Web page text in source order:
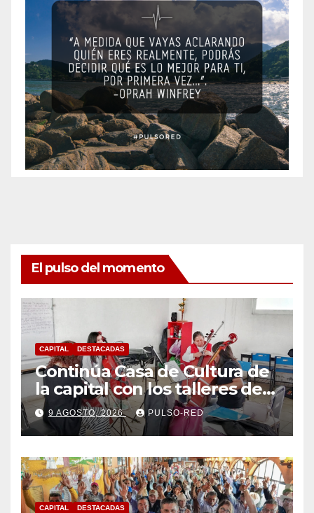
El pulso del momento
CAPITAL DESTACADAS
Continúa Casa de Cultura de
la capital con los talleres de
Danzas Polinesias y
Violoncello; las inscripciones
siguen abiertas
9 AGOSTO, 2026 PULSO-RED
CAPITAL DESTACADAS